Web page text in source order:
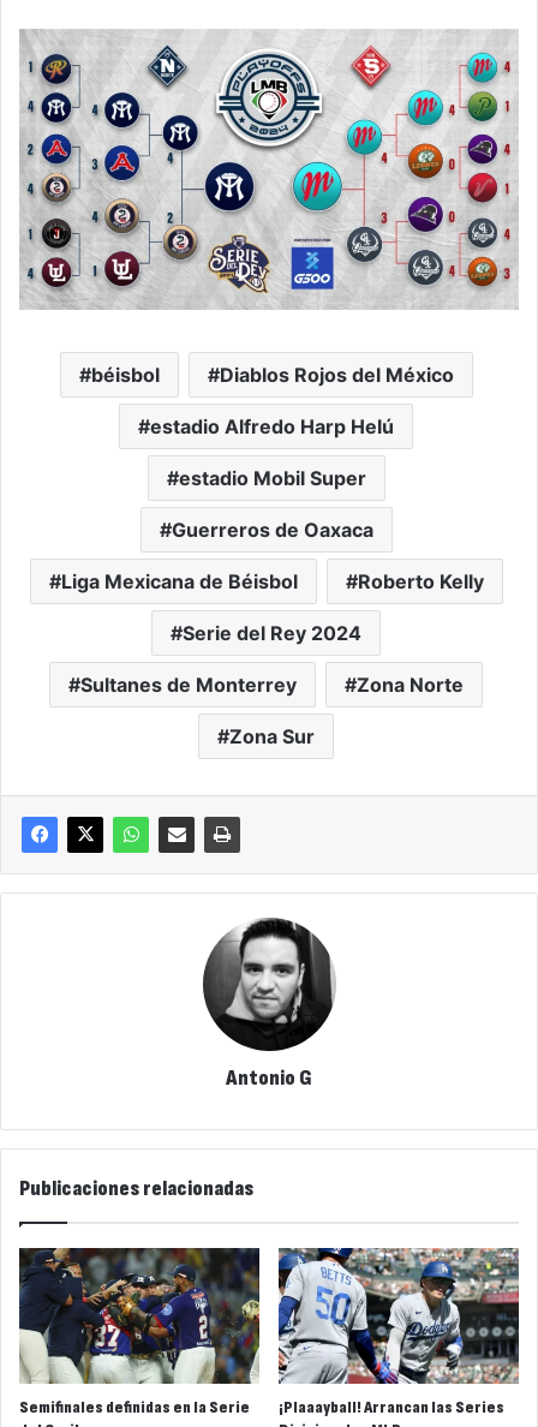
béisbol Diablos Rojos del México
estadio Alfredo Harp Helú
estadio Mobil Super
Guerreros de Oaxaca
Liga Mexicana de Béisbol Roberto Kelly
Serie del Rey 2024
Sultanes de Monterrey Zona Norte
Zona Sur
Antonio G
Publicaciones relacionadas
Semifinales definidas en la Serie
¡Plaaayball! Arrancan las Series